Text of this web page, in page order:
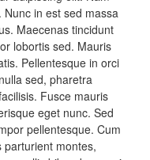
in est sed massa
Maecenas tincidunt
lobortis sed. Mauris
Pellentesque in orci
sed, pharetra
Fusce mauris
eget nunc. Sed
pellentesque. Cum
parturient montes,